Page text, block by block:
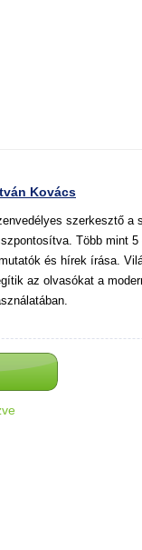
Kovács
szerkesztő a
Több mint
és hírek írása.
az olvasókat a